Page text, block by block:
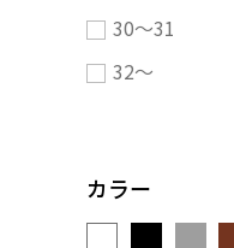
30～31
32～
カラー